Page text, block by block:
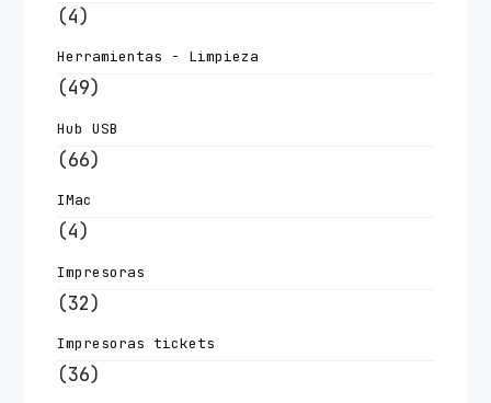
(4)
Herramientas - Limpieza
(49)
Hub USB
(66)
IMac
(4)
Impresoras
(32)
Impresoras tickets
(36)